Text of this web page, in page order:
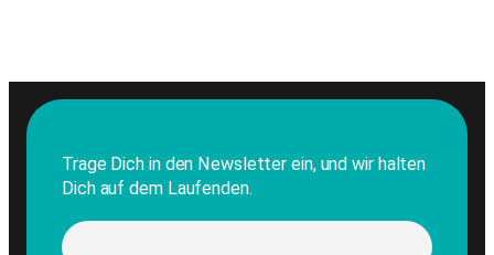
Trage Dich in den Newsletter ein, und wir halten
Dich auf dem Laufenden.